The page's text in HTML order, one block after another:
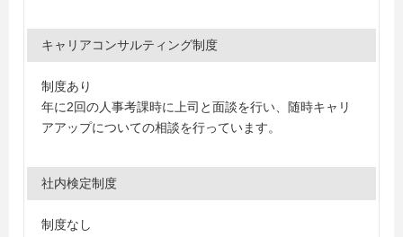
キャリアコンサルティング制度
制度あり
年に2回の人事考課時に上司と面談を行い、随時キャリ
アアップについての相談を行っています。
社内検定制度
制度なし